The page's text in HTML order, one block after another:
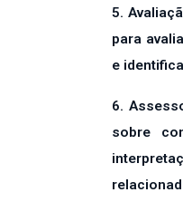
5.
para
e
6.
sobre